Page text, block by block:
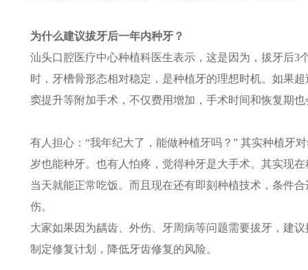
为什么建议拔牙后一年内种牙 ？
汕头口腔医疗中心种植科医生表示，这是因为，拔牙后
时，牙槽骨形态相对稳定，是种植牙的理想时机。如果
窦提升等附加手术，不仅费用增加，手术时间和恢复期也
有人担心：“我年纪大了，能做种植牙吗？” 其实种植牙
岁也能种牙。​也有人怕疼，觉得种牙是大手术。其实现
当天就能正常吃饭。而且现在还有即刻种植技术，条件
伤。​
大家如果因为龋齿、外伤、牙周病等问题需要拔牙，建
制定修复计划，降低牙齿修复的风险。